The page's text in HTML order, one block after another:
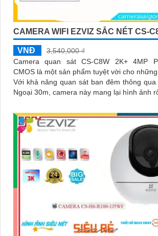
CAMERA WIFI EZVIZ SẮC NÉT CS-
VNĐ
3,540,000 ₫
Camera quan sát CS-C8W 2K+ 4MP
CMOS là một sản phẩm tuyệt vời cho
Với khả năng quan sát ban đêm thông qua
Ngoại 30m, camera này mang lại hình ảnh